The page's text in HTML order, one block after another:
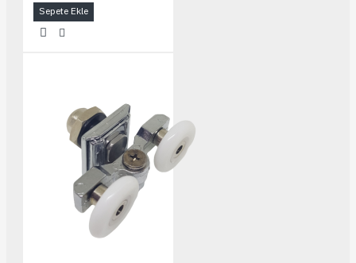
Sepete Ekle